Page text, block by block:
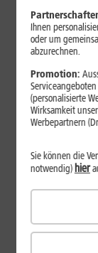
nach
zeigt Dir, wie
Erweiterungen
Mehr
Ihnen
oder um
abzurechnen.
Promotion:
(personalisierte
Wirksamkeit
Werbepartnern
Sie können die
notwendig) hier